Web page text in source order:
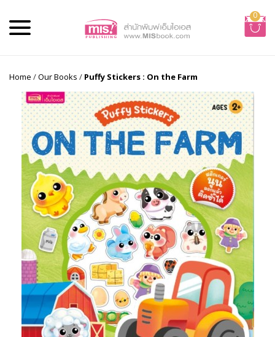
0
Home /Our Books / Puffy Stickers : On the Farm